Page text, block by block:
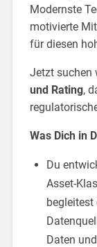
Modernste
motivierte
für diesen
Jetzt suchen
und Rating,
Was Dich in
Du
Asset-
begleitest
Daten